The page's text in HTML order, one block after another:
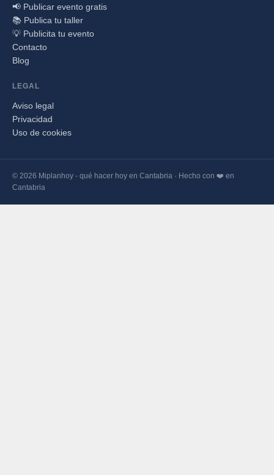
📢 Publicar evento gratis
📚 Publica tu taller
💡 Publicita tu evento
Contacto
Blog
LEGAL
Aviso legal
Privacidad
Uso de cookies
© 2026 Miplanhoy - qué hacer hoy en Cantabria · Hecho con ❤️ en
Cantabria